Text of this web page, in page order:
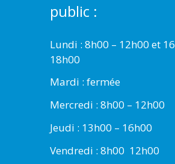
public :
Lundi : 8h00 – 12h00 et
18h00
Mardi : fermée
Mercredi : 8h00 – 12h00
Jeudi : 13h00 – 16h00
Vendredi : 8h00  12h00